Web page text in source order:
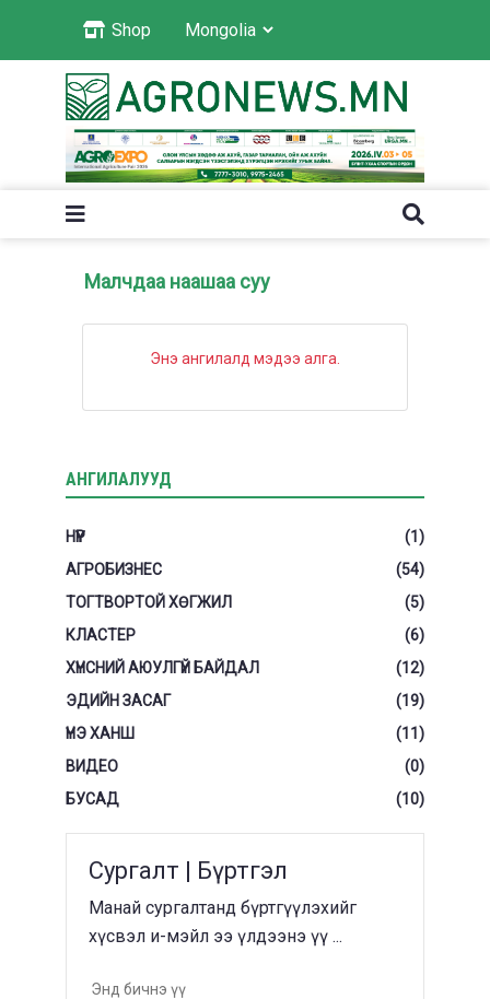
Shop
Малчдаа наашаа суу
Энэ ангилалд мэдээ алга.
АНГИЛАЛУУД
НҮҮР
(1)
АГРОБИЗНЕС
(54)
ТОГТВОРТОЙ ХӨГЖИЛ
(5)
КЛАСТЕР
(6)
ХҮНСНИЙ АЮУЛГҮЙ БАЙДАЛ
(12)
ЭДИЙН ЗАСАГ
(19)
ҮНЭ ХАНШ
(11)
ВИДЕО
(0)
БУСАД
(10)
Сургалт | Бүртгэл
Манай сургалтанд бүртгүүлэхийг
хүсвэл и-мэйл ээ үлдээнэ үү ...